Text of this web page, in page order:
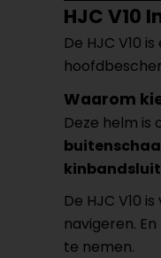
HJC V10
De HJC V10 is
Waarom
Deze helm
De HJC V10
navigeren.
te nemen.